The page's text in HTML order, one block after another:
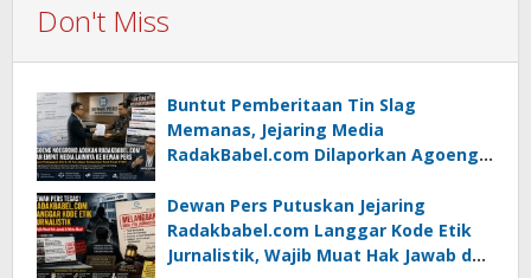
Don't Miss
Buntut Pemberitaan Tin Slag
Memanas, Jejaring Media
RadakBabel.com Dilaporkan Agoeng
Dewan Pers Putuskan Jejaring
Radakbabel.com Langgar Kode Etik
Jurnalistik, Wajib Muat Hak Jawab dan